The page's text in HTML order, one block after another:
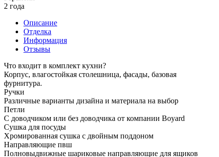
2 года
Описание
Отделка
Информация
Отзывы
Что входит в комплект кухни?
Корпус, влагостойкая столешница, фасады, базовая
фурнитура.
Ручки
Различные варианты дизайна и материала на выбор
Петли
С доводчиком или без доводчика от компании Boyard
Сушка для посуды
Хромированная сушка с двойным поддоном
Направляющие пвш
Полновыдвижные шариковые направляющие для ящиков